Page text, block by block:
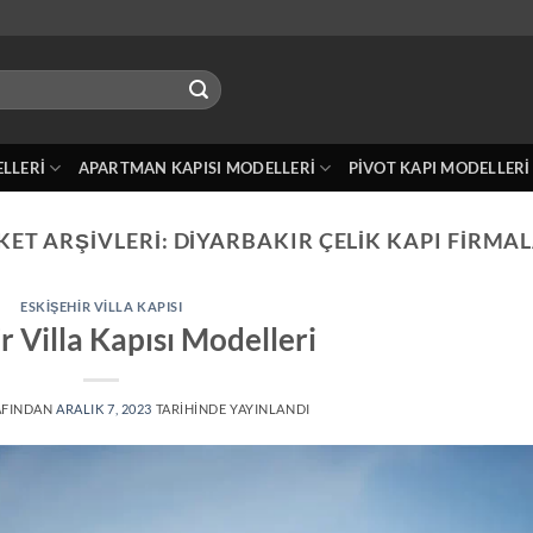
APARTMAN KAPISI MODELLERI PIVOT KAPI MODELLERI
ARŞIVLERI: DIYARBAKIR ÇELIK KAPI
ESKIŞEHIR VILLA KAPISI
Villa Kapısı Modelleri
ARALIK 7, 2023 TARIHINDE YAYINLANDI